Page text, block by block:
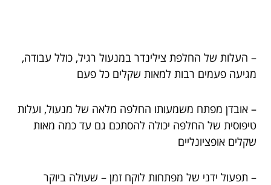
– העלות של החלפת צילינדר במנעול רגיל, כולל עבודה,
מגיעה פעמים רבות למאות שקלים כל פעם
– אובדן מפתח משמעותו החלפה מלאה של מנעול, ועלות
טיפוסית של החלפה יכולה להסתכם גם עד כמה מאות
שקלים אופציונליים
– תפעול ידני של מפתחות לוקח זמן – שעולה ביוקר